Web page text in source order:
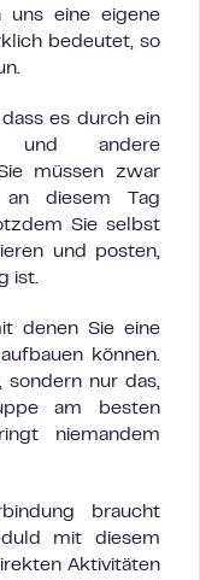
uns eine eigene
bedeutet, so
es durch ein
andere
müssen zwar
diesem Tag
Sie selbst
und posten,
ist.
denen Sie eine
können.
sondern nur das,
am besten
niemandem
braucht
mit diesem
Aktivitäten